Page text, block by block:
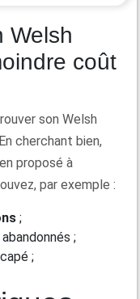
coût
son Welsh
cherchant bien,
proposé à
par exemple :
;
;
;